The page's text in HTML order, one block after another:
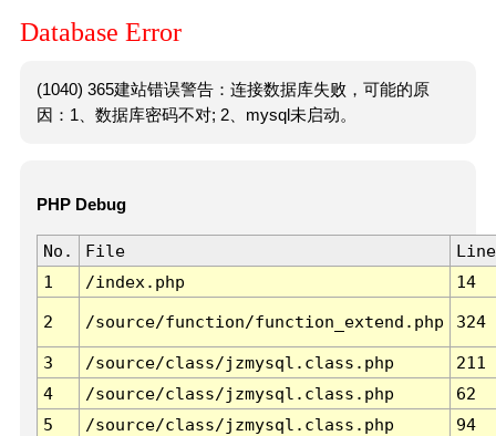
Database Error
(1040) 365建站错误警告：连接数据库失败，可能的原
因：1、数据库密码不对; 2、mysql未启动。
PHP Debug
No. File
Line
1
/index.php 14
2 /source/function/function_extend.php 324
3 /source/class/jzmysql.class.php
211
4
/source/class/jzmysql.class.php
62
5
/source/class/jzmysql.class.php
94